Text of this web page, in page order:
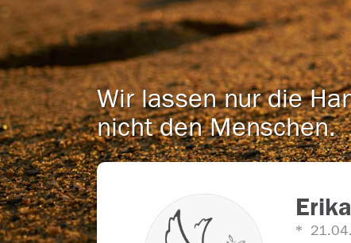
Wir lassen nur die
nicht den Menschen.